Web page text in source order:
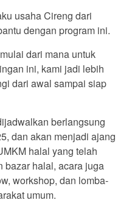
usaha Cireng dari
dengan program ini.
dari mana untuk
ini, kami jadi lebih
dari awal sampai siap
berlangsung
dan akan menjadi ajang
halal yang telah
bazar halal, acara juga
workshop, dan lomba-
umum.